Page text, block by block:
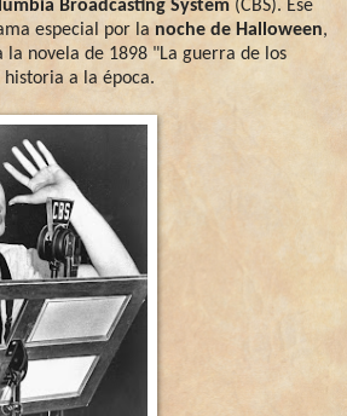
Broadcasting System (CBS). Ese
especial por la noche de Halloween,
la novela de 1898 "La guerra de los
a la época.